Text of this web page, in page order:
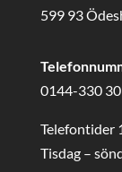
599 93
0144-330 30
Telefontider
Tisdag –